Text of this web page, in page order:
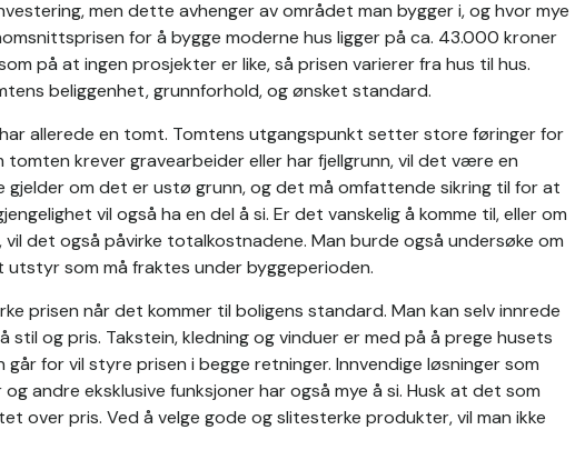
men dette avhenger av området man bygger i, og hvor mye
for å bygge moderne hus ligger på ca. 43.000 kroner
på at ingen prosjekter er like, så prisen varierer fra hus til hus.
beliggenhet, grunnforhold, og ønsket standard.
allerede en tomt. Tomtens utgangspunkt setter store føringer for
krever gravearbeider eller har fjellgrunn, vil det være en
gjelder om det er ustø grunn, og det må omfattende sikring til for at
vil også ha en del å si. Er det vanskelig å komme til, eller om
det også påvirke totalkostnadene. Man burde også undersøke om
som må fraktes under byggeperioden.
prisen når det kommer til boligens standard. Man kan selv innrede
og pris. Takstein, kledning og vinduer er med på å prege husets
går for vil styre prisen i begge retninger. Innvendige løsninger som
andre eksklusive funksjoner har også mye å si. Husk at det som
over pris. Ved å velge gode og slitesterke produkter, vil man ikke